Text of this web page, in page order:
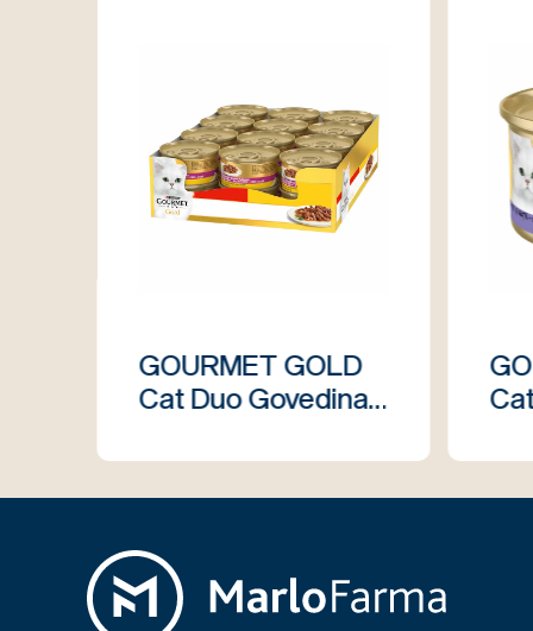
GOURMET GOLD
Cat Duo Govedina i